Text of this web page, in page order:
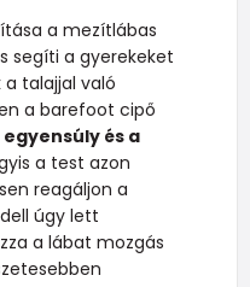
a mezítlábas
segíti a gyerekeket
talajjal való
a barefoot cipő
és a
a test azon
reagáljon a
úgy lett
a lábat mozgás